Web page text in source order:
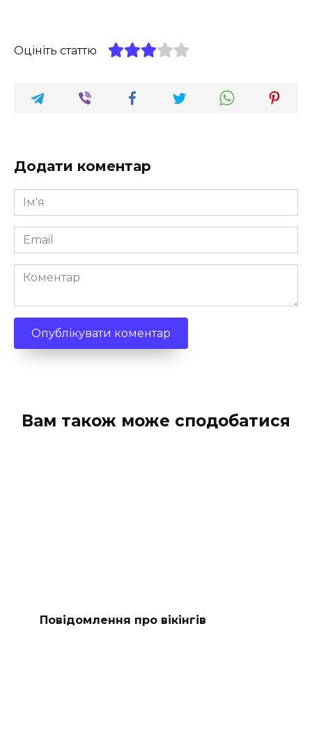
Оцініть статтю
Додати коментар
Ім'я
*
Email
*
Коментар
Вам також може сподобатися
Повідомлення про вікінгів